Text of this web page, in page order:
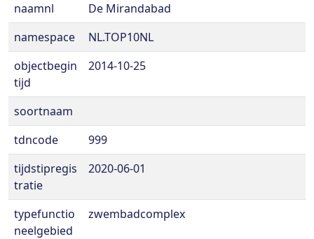
naamnl
De Mirandabad
namespace
NL.TOP10NL
objectbegin
tijd
2014-10-25
soortnaam
tdncode
999
tijdstipregis
tratie
2020-06-01
typefunctio
neelgebied
zwembadcomplex